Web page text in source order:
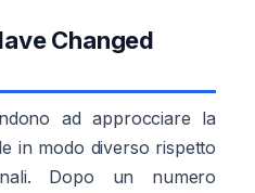
Changed
ad approcciare la
in modo diverso rispetto
Dopo un numero